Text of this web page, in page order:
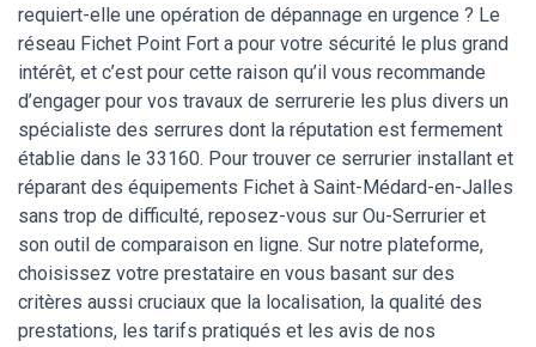
requiert-elle une opération de dépannage en urgence ? Le
réseau Fichet Point Fort a pour votre sécurité le plus grand
intérêt, et c’est pour cette raison qu’il vous recommande
d’engager pour vos travaux de serrurerie les plus divers un
spécialiste des serrures dont la réputation est fermement
établie dans le 33160. Pour trouver ce serrurier installant et
réparant des équipements Fichet à Saint-Médard-en-Jalles
sans trop de difficulté, reposez-vous sur Ou-Serrurier et
son outil de comparaison en ligne. Sur notre plateforme,
choisissez votre prestataire en vous basant sur des
critères aussi cruciaux que la localisation, la qualité des
prestations, les tarifs pratiqués et les avis de nos